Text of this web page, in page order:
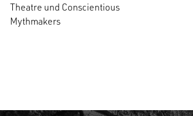
Theatre und Conscientious
Mythmakers